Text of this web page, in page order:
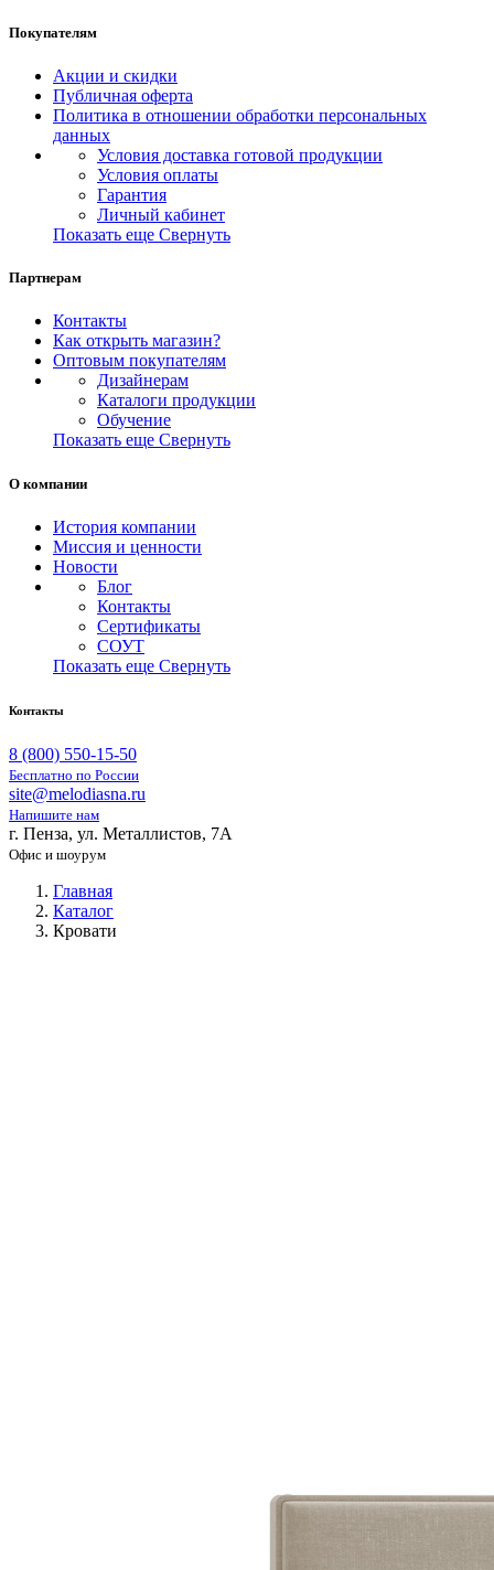
Покупателям
Акции и скидки
Публичная оферта
Политика в отношении обработки персональных
данных
Условия доставка готовой продукции
Условия оплаты
Гарантия
Личный кабинет
Показать еще Свернуть
Партнерам
Контакты
Как открыть магазин?
Оптовым покупателям
Дизайнерам
Каталоги продукции
Обучение
Показать еще Свернуть
О компании
История компании
Миссия и ценности
Новости
Блог
Контакты
Сертификаты
СОУТ
Показать еще Свернуть
Контакты
8 (800) 550-15-50
Бесплатно по России
site@melodiasna.ru
Напишите нам
г. Пенза, ул. Металлистов, 7А
Офис и шоурум
Главная
Каталог
Кровати